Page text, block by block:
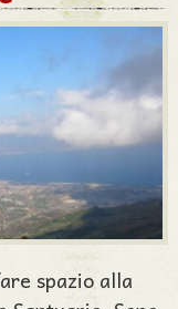
spazio alla